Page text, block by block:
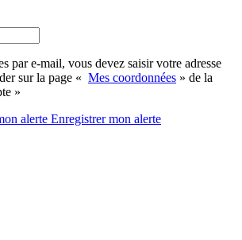
par e-mail, vous devez saisir votre adresse
sur la page « Mes coordonnées » de la
»
alerte Enregistrermon alerte